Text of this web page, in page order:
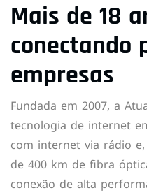
Mais de 18
conectando
empresas
Fundada em 2007, a
tecnologia de internet
com internet via rádio
de 400 km de fibra
conexão de alta